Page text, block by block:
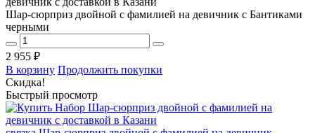
Шар-сюрприз двойной с фамилией на девичник с Бантиками
черными
2 955 ₽
В корзину Продолжить покупки
Скидка!
Быстрый просмотр